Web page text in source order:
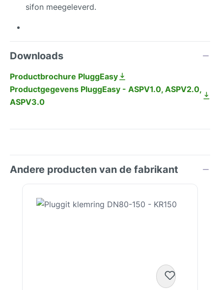
sifon meegeleverd.
Downloads
Productbrochure PluggEasy
Productgegevens PluggEasy - ASPV1.0, ASPV2.0,
ASPV3.0
Andere producten van de fabrikant
Productgalerij overslaan